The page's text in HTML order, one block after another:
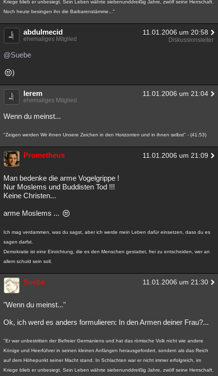
Kriege blieb er unbesiegt. Sein Leben währte siebenunddreißig Jahre, zwölf seine Herrschaft.
Noch heute besingen ihn die Barbarenstämme..."
abdulmecid 11.01.2006 um 20:58
ehemaliges Mitglied Diskussionsleiter
@Suebe
)
lerem 11.01.2006 um 21:04
ehemaliges Mitglied
Wenn du meinst...
"Zeigen werden Wir ihnen Unsere Zeichen in den Horizonten und in ihnen selbst" - (41:53)
Prometheus 11.01.2006 um 21:09
Man bedenke die arme Vogelgrippe !
Nur Moslems und Buddisten Tod !!!
Keine Christen...
arme Moslems ...
Ich mag verdammen, was du sagst, aber ich werde mein Leben dafür einsetzen, dass du es
sagen darfst.
Demokratie ist eine Einrichtung, die es den Menschen gestattet, frei zu entscheiden, wer an
allem schuld sein soll.
Suebe 11.01.2006 um 21:30
"Wenn du meinst..."
Ok, ich werd es anders formulieren: In den Armen deiner Frau?...
"Er war unbestritten der Befreier Germaniens und hat das römische Volk nicht wie andere
Könige und Heerführer in seinen kleinen Anfängen herausgefordert, sondern als das Reich
auf dem Höhepunkt seiner Macht stand. In Schlachten war er nicht immer erfolgreich, im
Kriege blieb er unbesiegt. Sein Leben währte siebenunddreißig Jahre, zwölf seine Herrschaft.